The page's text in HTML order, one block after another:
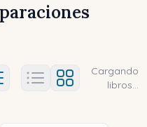
Título (z-a)
abierto
Cargando
libros...